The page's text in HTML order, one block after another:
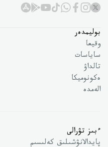
بوليمدەر
وقيعا
ساياسات
تالداۋ
ەكونوميكا
الەمدە
ءبىز تۋرالى
پايدالانۋشىلىق كەلىسىم